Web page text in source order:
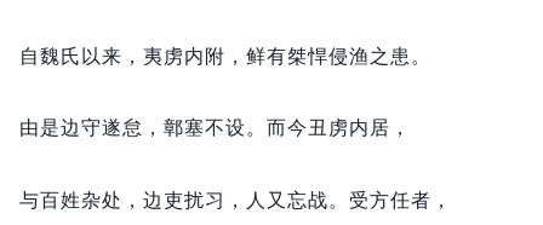
自魏氏以来， 夷虏内附， 鲜有桀悍侵渔之患。
由是边守遂怠， 鄣塞不设。 而今丑虏内居，
与百姓杂处， 边吏扰习， 人又忘战。 受方任者，